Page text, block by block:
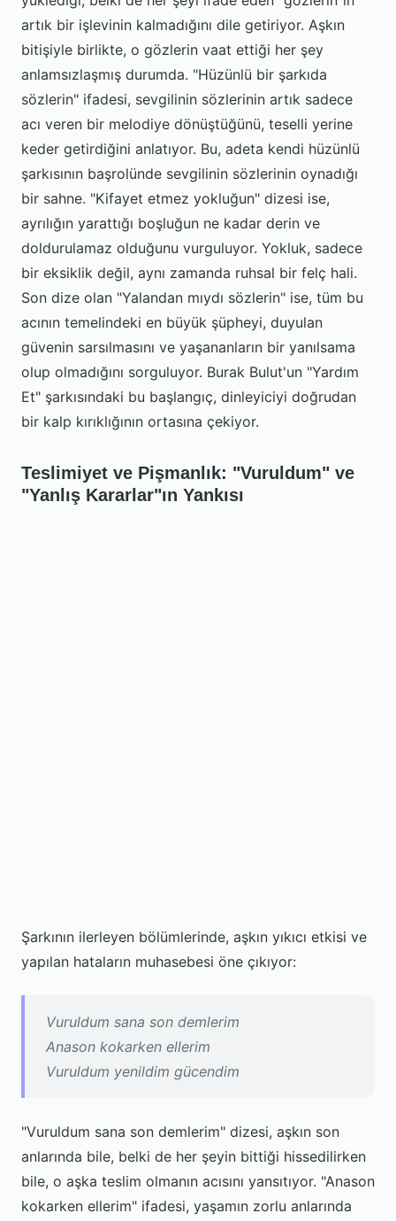
artık bir işlevinin kalmadığını dile getiriyor. Aşkın
bitişiyle birlikte, o gözlerin vaat ettiği her şey
anlamsızlaşmış durumda. "Hüzünlü bir şarkıda
sözlerin" ifadesi, sevgilinin sözlerinin artık sadece
acı veren bir melodiye dönüştüğünü, teselli yerine
keder getirdiğini anlatıyor. Bu, adeta kendi hüzünlü
şarkısının başrolünde sevgilinin sözlerinin oynadığı
bir sahne. "Kifayet etmez yokluğun" dizesi ise,
ayrılığın yarattığı boşluğun ne kadar derin ve
doldurulamaz olduğunu vurguluyor. Yokluk, sadece
bir eksiklik değil, aynı zamanda ruhsal bir felç hali.
Son dize olan "Yalandan mıydı sözlerin" ise, tüm bu
acının temelindeki en büyük şüpheyi, duyulan
güvenin sarsılmasını ve yaşananların bir yanılsama
olup olmadığını sorguluyor. Burak Bulut'un "Yardım
Et" şarkısındaki bu başlangıç, dinleyiciyi doğrudan
bir kalp kırıklığının ortasına çekiyor.
Teslimiyet ve Pişmanlık: "Vuruldum" ve
"Yanlış Kararlar"ın Yankısı
Şarkının ilerleyen bölümlerinde, aşkın yıkıcı etkisi ve
yapılan hataların muhasebesi öne çıkıyor:
Vuruldum sana son demlerim
Anason kokarken ellerim
Vuruldum yenildim gücendim
"Vuruldum sana son demlerim" dizesi, aşkın son
anlarında bile, belki de her şeyin bittiği hissedilirken
bile, o aşka teslim olmanın acısını yansıtıyor. "Anason
kokarken ellerim" ifadesi, yaşamın zorlu anlarında